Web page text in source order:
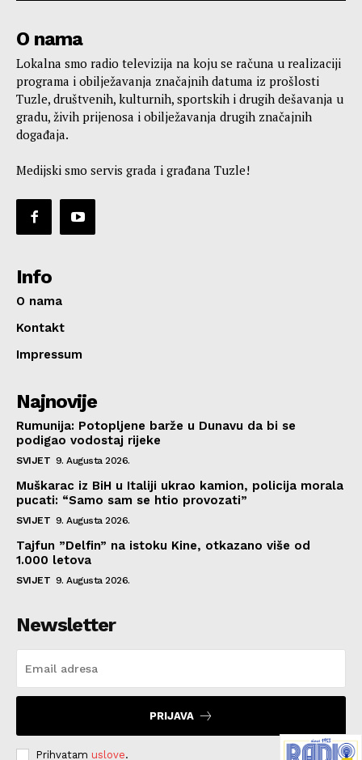
O nama
Lokalna smo radio televizija na koju se računa u realizaciji
programa i obilježavanja značajnih datuma iz prošlosti
Tuzle, društvenih, kulturnih, sportskih i drugih dešavanja u
gradu, živih prijenosa i obilježavanja drugih značajnih
događaja.
Medijski smo servis grada i građana Tuzle!
Info
O nama
Kontakt
Impressum
Najnovije
Rumunija: Potopljene barže u Dunavu da bi se
podigao vodostaj rijeke
SVIJET 9. Augusta 2026.
Muškarac iz BiH u Italiji ukrao kamion, policija morala
pucati: “Samo sam se htio provozati”
SVIJET 9. Augusta 2026.
Tajfun ”Delfin” na istoku Kine, otkazano više od
1.000 letova
SVIJET 9. Augusta 2026.
Newsletter
PRIJAVA
Prihvatam uslove.